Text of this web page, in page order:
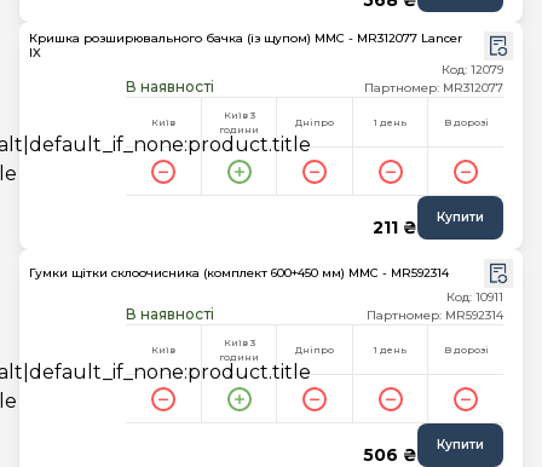
Кришка розширювального бачка (із щупом) MMC - MR312077 Lancer
IX
В наявності
Код: 12079
Партномер: MR312077
Київ
Київ 3
години
Дніпро 1 день В дорозі
211 ₴ Купити
Гумки щітки склоочисника (комплект 600+450 мм) MMC - MR592314
В наявності
Код: 10911
Партномер: MR592314
Київ
Київ 3
години
Дніпро 1 день В дорозі
506 ₴ Купити